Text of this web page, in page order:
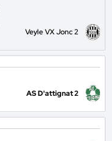
Veyle VX Jonc 2
AS D'attignat 2